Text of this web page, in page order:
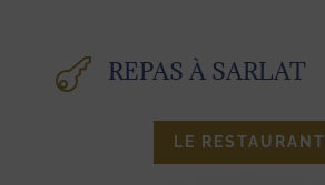
 REPAS À SARLAT
LE RESTAURANT